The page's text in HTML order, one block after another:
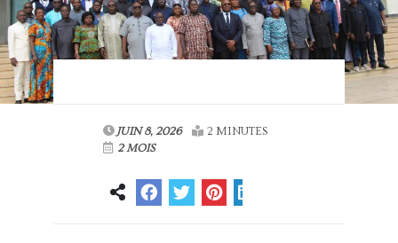
JUIN 8, 2026
2 MINUTES
2 MOIS